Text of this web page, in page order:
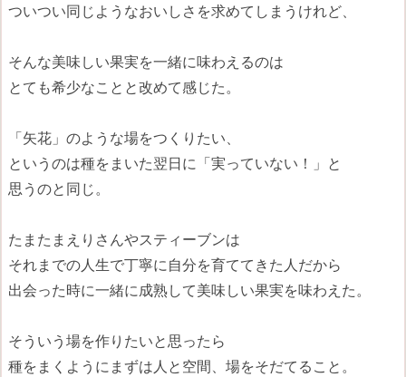
ついつい同じようなおいしさを求めてしまうけれど、
そんな美味しい果実を一緒に味わえるのは
とても希少なことと改めて感じた。
「矢花」のような場をつくりたい、
というのは種をまいた翌日に「実っていない！」と
思うのと同じ。
たまたまえりさんやスティーブンは
それまでの人生で丁寧に自分を育ててきた人だから
出会った時に一緒に成熟して美味しい果実を味わえた。
そういう場を作りたいと思ったら
種をまくようにまずは人と空間、場をそだてること。